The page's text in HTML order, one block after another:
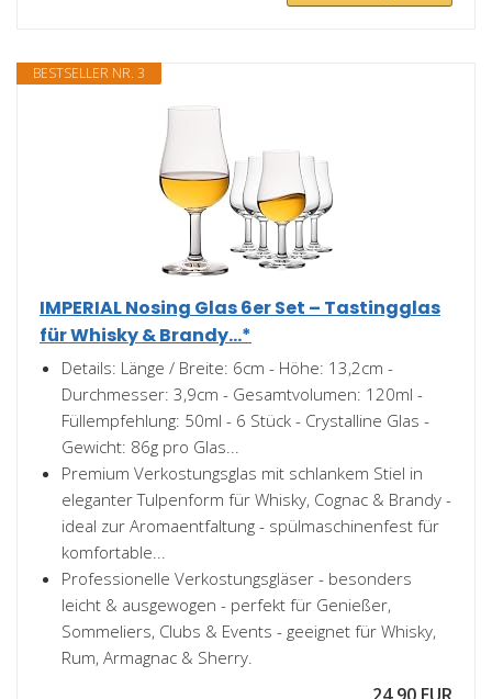
BESTSELLER NR. 3
IMPERIAL Nosing Glas 6er Set – Tastingglas
für Whisky & Brandy...*
Details: Länge / Breite: 6cm - Höhe: 13,2cm -
Durchmesser: 3,9cm - Gesamtvolumen: 120ml -
Füllempfehlung: 50ml - 6 Stück - Crystalline Glas -
Gewicht: 86g pro Glas...
Premium Verkostungsglas mit schlankem Stiel in
eleganter Tulpenform für Whisky, Cognac & Brandy -
ideal zur Aromaentfaltung - spülmaschinenfest für
komfortable...
Professionelle Verkostungsgläser - besonders
leicht & ausgewogen - perfekt für Genießer,
Sommeliers, Clubs & Events - geeignet für Whisky,
Rum, Armagnac & Sherry.